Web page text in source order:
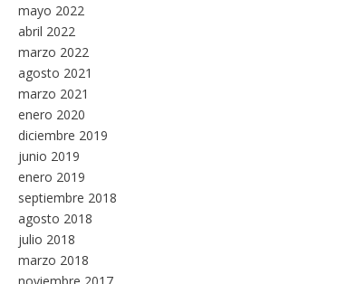
mayo 2022
abril 2022
marzo 2022
agosto 2021
marzo 2021
enero 2020
diciembre 2019
junio 2019
enero 2019
septiembre 2018
agosto 2018
julio 2018
marzo 2018